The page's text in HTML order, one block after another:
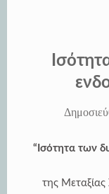
“Ισότητα των
της